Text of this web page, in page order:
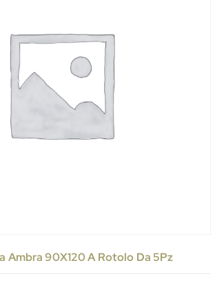
Ambra 90X120 A Rotolo Da 5Pz